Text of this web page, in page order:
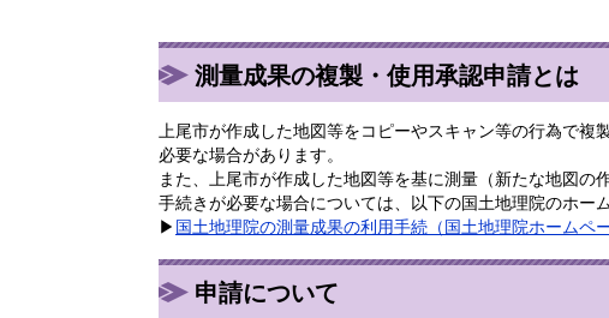
測量成果の複製・使用承認申請とは
上尾市が作成した地図等をコピーやスキャン等の行為で複
必要な場合があります。
また、上尾市が作成した地図等を基に測量（新たな地図の
手続きが必要な場合については、以下の国土地理院のホー
▶​ 国土地理院の測量成果の利用手続（国土地理院ホームペー
申請について